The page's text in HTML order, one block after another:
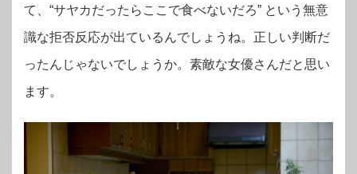
て、“サヤカだったらここで食べないだろ” という無意
識な拒否反応が出ているんでしょうね。正しい判断だ
ったんじゃないでしょうか。素敵な女優さんだと思い
ます。